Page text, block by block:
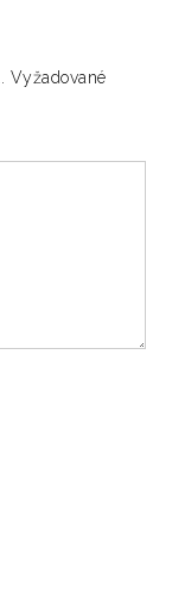
Vyžadované